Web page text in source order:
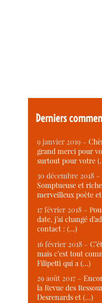
Derniers
9 janvier 2019 –
grand merci pour
surtout pour votre
30 décembre 2018 –
Somptueuse et
merveilleux poète
17 février 2018 –
date, j’ai changé
contact : (…)
16 février 2018 –
mais c’est tout
Filipetti qui a (…)
29 août 2017 –
la Revue des
Desrenards et (…)